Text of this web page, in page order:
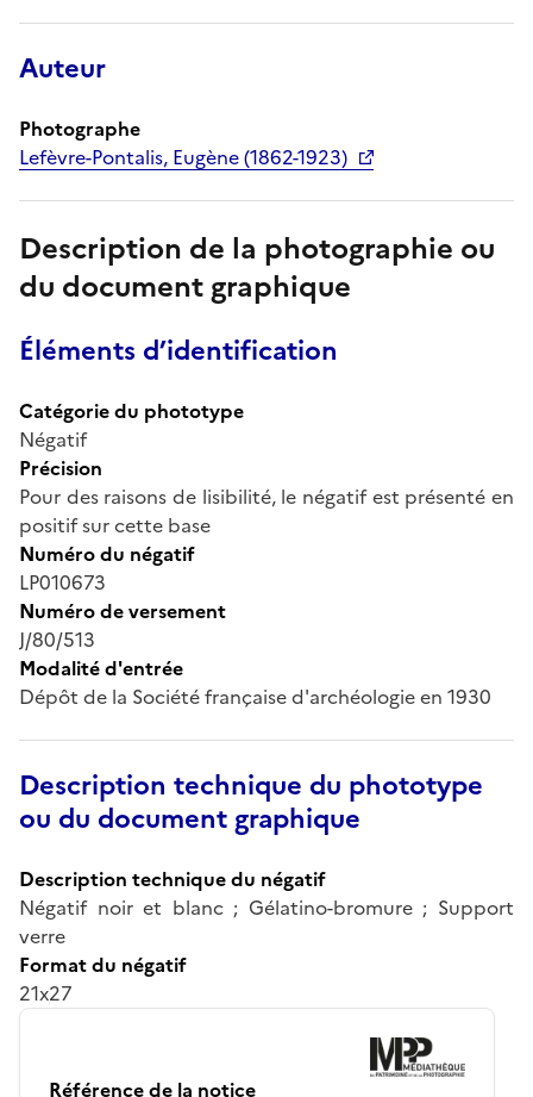
Auteur
Photographe
Lefèvre-Pontalis, Eugène (1862-1923)
Description de la photographie ou
du document graphique
Éléments d’identification
Catégorie du phototype
Négatif
Précision
Pour des raisons de lisibilité, le négatif est présenté en
positif sur cette base
Numéro du négatif
LP010673
Numéro de versement
J/80/513
Modalité d'entrée
Dépôt de la Société française d'archéologie en 1930
Description technique du phototype
ou du document graphique
Description technique du négatif
Négatif noir et blanc ; Gélatino-bromure ; Support
verre
Format du négatif
21x27
Référence de la notice